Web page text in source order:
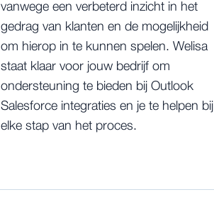
vanwege een verbeterd inzicht in het
gedrag van klanten en de mogelijkheid
om hierop in te kunnen spelen. Welisa
staat klaar voor jouw bedrijf om
ondersteuning te bieden bij Outlook
Salesforce integraties en je te helpen bij
elke stap van het proces.